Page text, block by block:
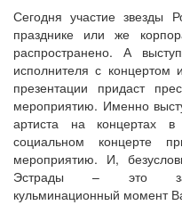
Сегодня участие звезды
празднике или же
распространено. А
исполнителя с концертом
презентации придаст
мероприятию. Именно
артиста на концертах
социальном концерте
мероприятию. И,
Эстрады – это
кульминационный момент